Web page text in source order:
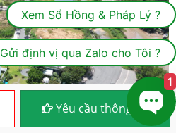
Yêu cầu thông tin
Xem Sổ Hồng & Pháp Lý ?
Gửi định vị qua Zalo cho Tôi ?
1